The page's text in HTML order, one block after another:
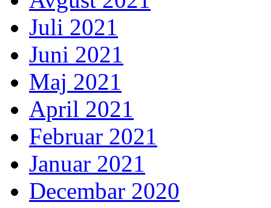
Juli 2021
Juni 2021
Maj 2021
April 2021
Februar 2021
Januar 2021
Decembar 2020